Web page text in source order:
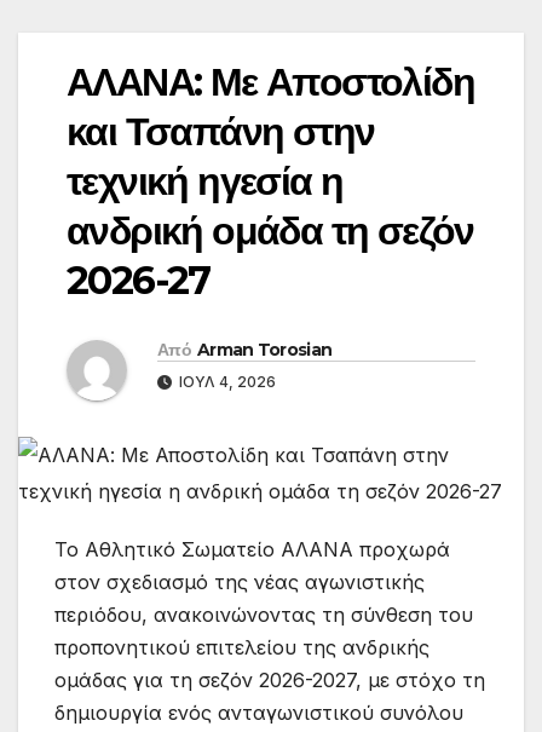
ΑΛΑΝΑ: Με Αποστολίδη
και Τσαπάνη στην
τεχνική ηγεσία η
ανδρική ομάδα τη σεζόν
2026-27
Από Arman Torosian
ΙΟΎΛ 4, 2026
Το Αθλητικό Σωματείο ΑΛΑΝΑ προχωρά
στον σχεδιασμό της νέας αγωνιστικής
περιόδου, ανακοινώνοντας τη σύνθεση του
προπονητικού επιτελείου της ανδρικής
ομάδας για τη σεζόν 2026-2027, με στόχο τη
δημιουργία ενός ανταγωνιστικού συνόλου